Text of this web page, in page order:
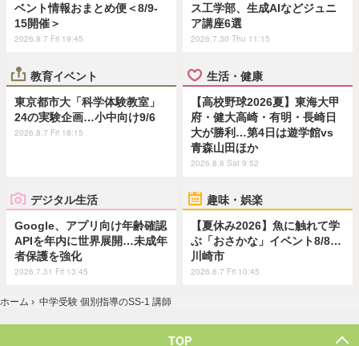
ベント情報おまとめ便＜8/9-
15開催＞
2026.8.7 Fri 19:45
ス工学部、生成AIなどジュニ
ア講座6選
2026.7.30 Thu 11:15
教育イベント
東京都市大「科学体験教室」
24の実験企画…小中向け9/6
2026.8.7 Fri 18:15
生活・健康
【高校野球2026夏】東海大甲
府・健大高崎・有明・長崎日
大が勝利…第4日は遊学館vs
青森山田ほか
2026.8.8 Sat 9:52
デジタル生活
Google、アプリ向け年齢確認
APIを年内に世界展開…未成年
者保護を強化
2026.7.31 Fri 13:45
趣味・娯楽
【夏休み2026】魚に触れて学
ぶ「おさかな」イベント8/8…
川崎市
2026.8.7 Fri 10:45
ホーム › 中学受験 個別指導のSS-1 講師
TOP